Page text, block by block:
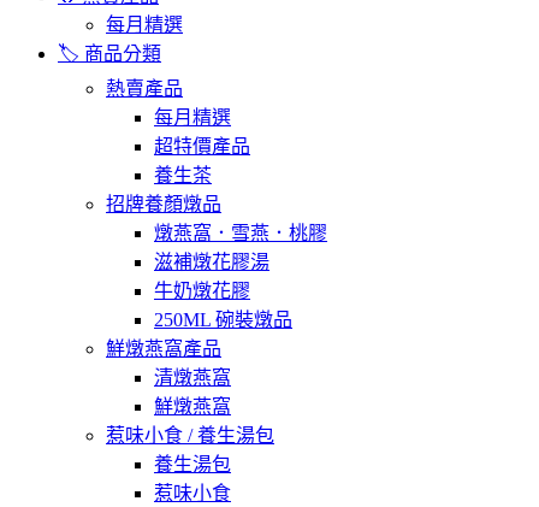
每月精選
🏷️ 商品分類
熱賣產品
每月精選
超特價產品
養生茶
招牌養顏燉品
燉燕窩．雪燕．桃膠
滋補燉花膠湯
牛奶燉花膠
250ML 碗裝燉品
鮮燉燕窩產品
清燉燕窩
鮮燉燕窩
惹味小食 / 養生湯包
養生湯包
惹味小食